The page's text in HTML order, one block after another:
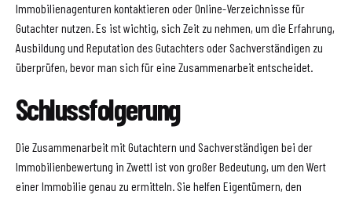
Immobilienagenturen kontaktieren oder Online-Verzeichnisse für
Gutachter nutzen. Es ist wichtig, sich Zeit zu nehmen, um die Erfahrung,
Ausbildung und Reputation des Gutachters oder Sachverständigen zu
überprüfen, bevor man sich für eine Zusammenarbeit entscheidet.
Schlussfolgerung
Die Zusammenarbeit mit Gutachtern und Sachverständigen bei der
Immobilienbewertung in Zwettl ist von großer Bedeutung, um den Wert
einer Immobilie genau zu ermitteln. Sie helfen Eigentümern, den